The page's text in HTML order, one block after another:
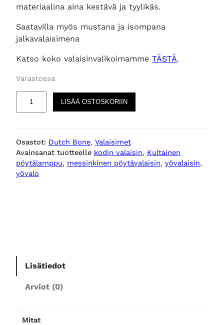
materiaalina aina kestävä ja tyylikäs.
Saatavilla myös mustana ja isompana
jalkavalaisimena
Katso koko valaisinvalikoimamme TÄSTÄ.
Varastossa
p
s
e
p
a
i
LISÄÄ OSTOSKORIIN
Osastot: Dutch Bone, Valaisimet
Avainsanat tuotteelle kodin valaisin, Kultainen
pöytälamppu, messinkinen pöytävalaisin, yövalaisin
yövalo
Lisätiedot
Arviot (0)
Mitat